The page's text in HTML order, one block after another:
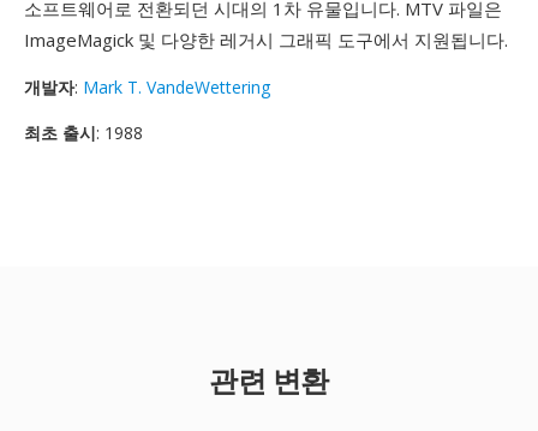
소프트웨어로 전환되던 시대의 1차 유물입니다. MTV 파일은
ImageMagick 및 다양한 레거시 그래픽 도구에서 지원됩니다.
개발자: Mark T. VandeWettering
최초 출시: 1988
관련 변환